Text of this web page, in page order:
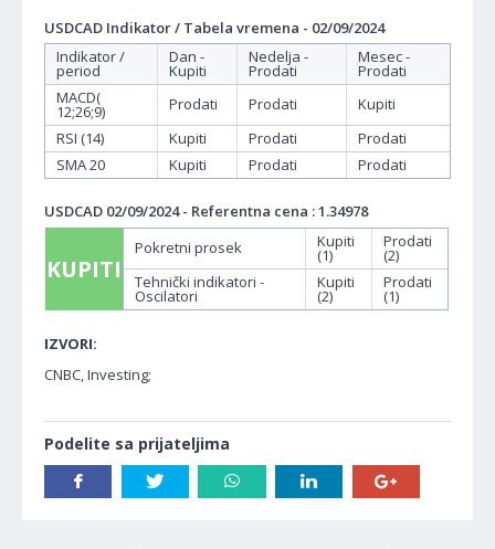
USDCAD Indikator / Tabela vremena - 02/09/2024
Indikator /
period
Dan -
Kupiti
Nedelja -
Prodati
Mesec -
Prodati
MACD(
12;26;9) Prodati Prodati
Kupiti
RSI (14)
Kupiti Prodati
Prodati
SMA 20
Kupiti Prodati Prodati
USDCAD 02/09/2024 - Referentna cena : 1.34978
KUPITI
Pokretni prosek Kupiti
(1)
Prodati
(2)
Tehnički indikatori -
Oscilatori
Kupiti
(2)
Prodati
(1)
IZVORI:
CNBC, Investing;
Podelite sa prijateljima